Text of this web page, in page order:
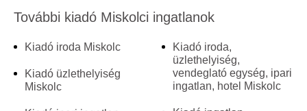
További kiadó Miskolci ingatlanok
Kiadó iroda Miskolc
Kiadó üzlethelyiség
Miskolc
Kiadó iroda,
üzlethelyiség,
vendeglató egység, ipari
ingatlan, hotel Miskolc